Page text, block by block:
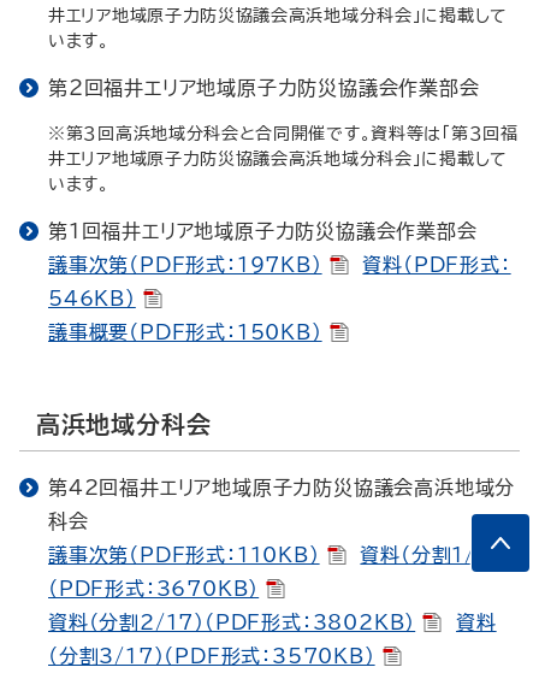
井エリア地域原子力防災協議会高浜地域分科会」に掲載して
います。
第２回福井エリア地域原子力防災協議会作業部会
※第３回高浜地域分科会と合同開催です。資料等は「第３回福
井エリア地域原子力防災協議会高浜地域分科会」に掲載して
います。
第1回福井エリア地域原子力防災協議会作業部会
議事次第（PDF形式：197KB）
資料（PDF形式：
546KB）
議事概要（PDF形式：150KB）
高浜地域分科会
第42回福井エリア地域原子力防災協議会高浜地域分
科会
議事次第（PDF形式：110KB）
資料（分割1/17）
（PDF形式：3670KB）
資料（分割2/17）（PDF形式：3802KB）
資料
（分割3/17）（PDF形式：3570KB）